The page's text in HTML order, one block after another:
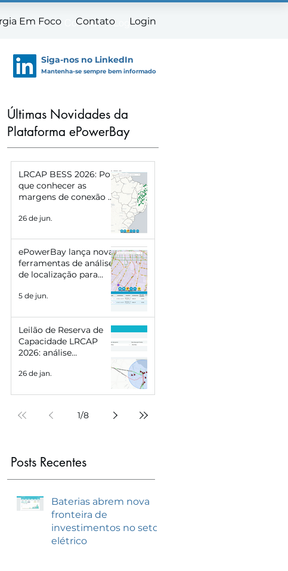
Em Foco Contato Login
Em Foco Contato Login
Siga-nos no LinkedIn
Mantenha-se sempre bem informado
Últimas Novidades da
Plataforma ePowerBay
LRCAP BESS 2026: Por
que conhecer as
margens de conexão de
definir o sucesso do
26 de jun.
ePowerBay lança novas
ferramentas de análise
de localização para
Eletropostos e Geração
Distribuída
5 de jun.
Leilão de Reserva de
Capacidade LRCAP
2026: análise
preparar com
mercado
26 de jan.
1/8
Posts Recentes
Baterias abrem nova
fronteira de
investimentos no setor
elétrico